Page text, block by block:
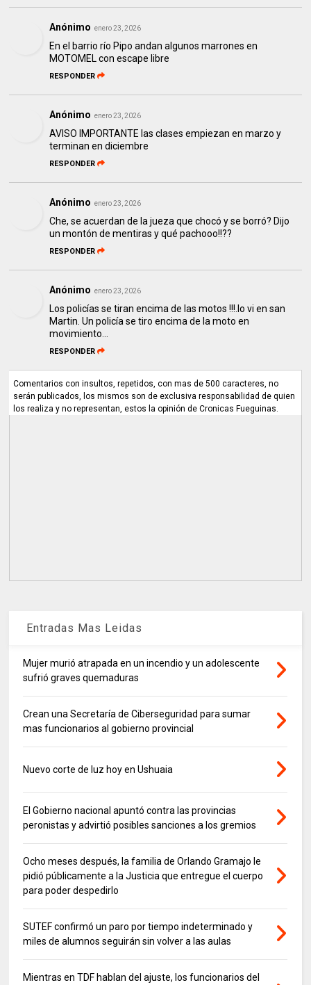
Anónimo enero 23, 2026
En el barrio río Pipo andan algunos marrones en
MOTOMEL con escape libre
RESPONDER
Anónimo enero 23, 2026
AVISO IMPORTANTE las clases empiezan en marzo y
terminan en diciembre
RESPONDER
Anónimo enero 23, 2026
Che, se acuerdan de la jueza que chocó y se borró? Dijo
un montón de mentiras y qué pachooo!!??
RESPONDER
Anónimo enero 23, 2026
Los policías se tiran encima de las motos !!!.lo vi en san
Martin. Un policía se tiro encima de la moto en
movimiento...
RESPONDER
Comentarios con insultos, repetidos, con mas de 500 caracteres, no
serán publicados, los mismos son de exclusiva responsabilidad de quien
los realiza y no representan, estos la opinión de Cronicas Fueguinas.
Entradas Mas Leidas
Mujer murió atrapada en un incendio y un adolescente
sufrió graves quemaduras
Crean una Secretaría de Ciberseguridad para sumar
mas funcionarios al gobierno provincial
Nuevo corte de luz hoy en Ushuaia
El Gobierno nacional apuntó contra las provincias
peronistas y advirtió posibles sanciones a los gremios
Ocho meses después, la familia de Orlando Gramajo le
pidió públicamente a la Justicia que entregue el cuerpo
para poder despedirlo
SUTEF confirmó un paro por tiempo indeterminado y
miles de alumnos seguirán sin volver a las aulas
Mientras en TDF hablan del ajuste, los funcionarios del